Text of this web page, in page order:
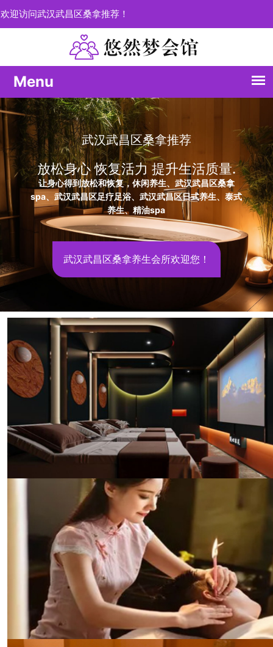
欢迎访问武汉武昌区桑拿推荐！
质量.
昌区桑拿
养生、泰式
每一次体验都是愉悦
个性化定制您的健康
武汉武昌区桑拿推荐，释放压力；武汉武
度疗愈您的疲惫，精油spa唤醒您的感
武汉武昌区会所养生休闲之
传统与现代结合的休闲养生馆
武汉武昌区榜君阁养生的养生馆融合了中医养生理念与
现代科技，提供个性化的养生方案。无论是传统的拔
罐、刮痧，还是现代的磁疗、光疗，我们都能为您提供
专业的服务，帮助您调理身体，增强体质。